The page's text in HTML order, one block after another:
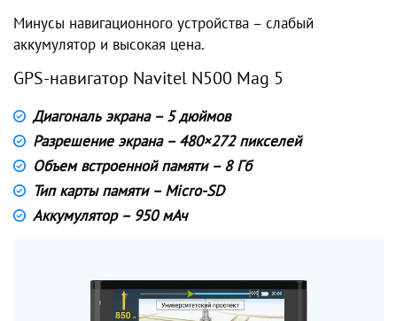
Минусы навигационного устройства – слабый
аккумулятор и высокая цена.
GPS-навигатор Navitel N500 Mag 5
Диагональ экрана – 5 дюймов
Разрешение экрана – 480×272 пикселей
Объем встроенной памяти – 8 Гб
Тип карты памяти – Micro-SD
Аккумулятор – 950 мАч